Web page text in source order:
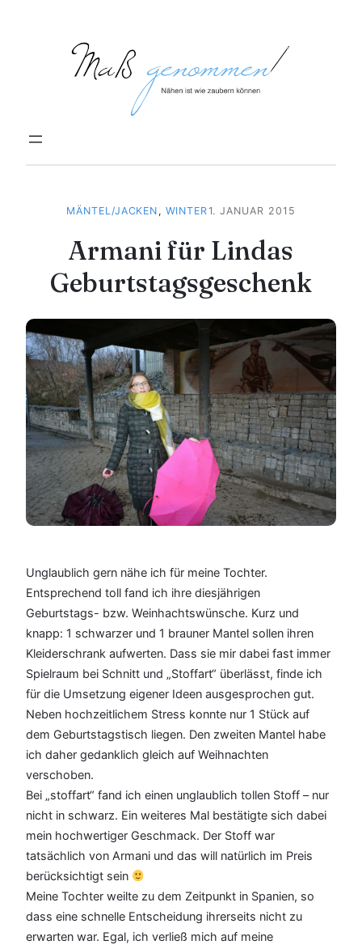
springen
MÄNTEL/JACKEN , WINTER 1. JANUAR 2015
Armani für Lindas
Geburtstagsgeschenk
Unglaublich gern nähe ich für meine Tochter.
Entsprechend toll fand ich ihre diesjährigen
Geburtstags- bzw. Weinhachtswünsche. Kurz und
knapp: 1 schwarzer und 1 brauner Mantel sollen ihren
Kleiderschrank aufwerten. Dass sie mir dabei fast immer
Spielraum bei Schnitt und „Stoffart“ überlässt, finde ich
für die Umsetzung eigener Ideen ausgesprochen gut.
Neben hochzeitlichem Stress konnte nur 1 Stück auf
dem Geburtstagstisch liegen. Den zweiten Mantel habe
ich daher gedanklich gleich auf Weihnachten
verschoben.
Bei „stoffart“ fand ich einen unglaublich tollen Stoff – nur
nicht in schwarz. Ein weiteres Mal bestätigte sich dabei
mein hochwertiger Geschmack. Der Stoff war
tatsächlich von Armani und das will natürlich im Preis
berücksichtigt sein
Meine Tochter weilte zu dem Zeitpunkt in Spanien, so
dass eine schnelle Entscheidung ihrerseits nicht zu
erwarten war. Egal, ich verließ mich auf meine